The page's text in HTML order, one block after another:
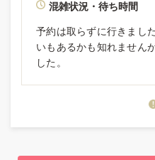
混雑状況・待ち時間
予約は取らずに行きまし
いもあるかも知れません
した。